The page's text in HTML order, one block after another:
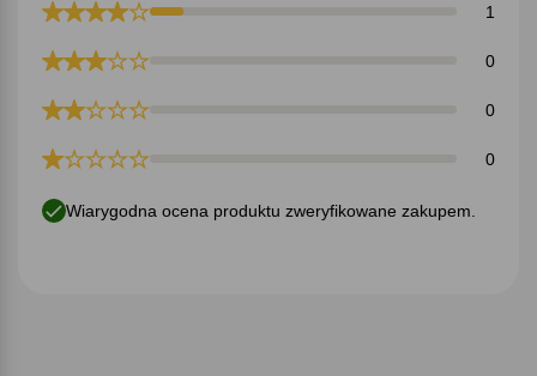
1
0
0
0
Wiarygodna ocena produktu zweryfikowane zakupem.